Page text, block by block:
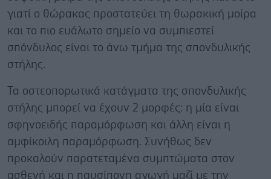
γιατί ο θώρακας προστατεύει τη θωρακική μοίρα
και το πιο ευάλωτο σημείο να συμπιεστεί
σπόνδυλος είναι το άνω τμήμα της σπονδυλικής
στήλης.
Τα οστεοπορωτικά κατάγματα της σπονδυλικής
στήλης μπορεί να έχουν 2 μορφές: η μία είναι
σφηνοειδής παραμόρφωση και άλλη είναι η
αμφίκοιλη παραμόρφωση. Συνήθως δεν
προκαλούν παρατεταμένα συμπτώματα στον
ασθενή και η παυσίπονη αγωγή μαζί με την